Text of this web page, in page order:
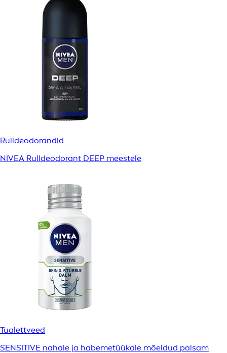
Rulldeodorandid
NIVEA Rulldeodorant DEEP meestele
Tualettveed
SENSITIVE nahale ja habemetüükale mõeldud palsam